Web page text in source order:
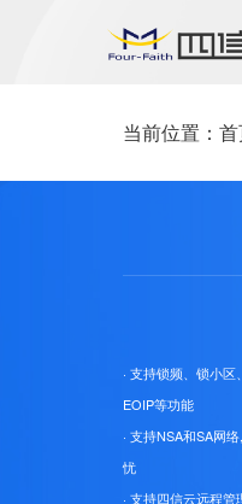
当前位置：
· 支持锁频、锁小
EOIP等功能
· 支持NSA和SA网
忧
· 支持四信云远程管